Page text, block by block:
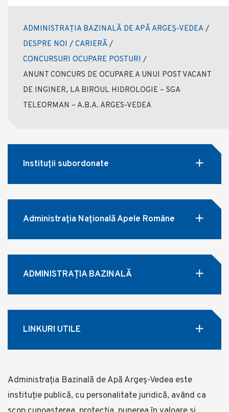
ADMINISTRAȚIA BAZINALĂ DE APĂ ARGEȘ-VEDEA /
DESPRE NOI / CARIERĂ /
CONCURSURI OCUPARE POSTURI /
ANUNT CONCURS DE OCUPARE A UNUI POST VACANT
DE INGINER, LA BIROUL HIDROLOGIE – SGA
TELEORMAN – A.B.A. ARGES-VEDEA
Instituții subordonate
Administrația Națională Apele Române
ADMINISTRAȚIA BAZINALĂ
LINKURI UTILE
Administrația Bazinală de Apă Argeș-Vedea este
instituție publică, cu personalitate juridică, având ca